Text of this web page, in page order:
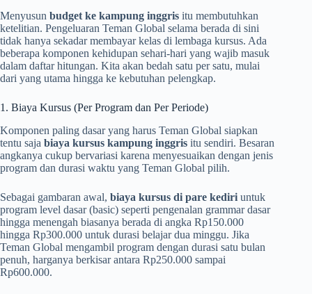
Menyusun budget ke kampung inggris itu membutuhkan
ketelitian. Pengeluaran Teman Global selama berada di sini
tidak hanya sekadar membayar kelas di lembaga kursus. Ada
beberapa komponen kehidupan sehari-hari yang wajib masuk
dalam daftar hitungan. Kita akan bedah satu per satu, mulai
dari yang utama hingga ke kebutuhan pelengkap.
1. Biaya Kursus (Per Program dan Per Periode)
Komponen paling dasar yang harus Teman Global siapkan
tentu saja biaya kursus kampung inggris itu sendiri. Besaran
angkanya cukup bervariasi karena menyesuaikan dengan jenis
program dan durasi waktu yang Teman Global pilih.
Sebagai gambaran awal, biaya kursus di pare kediri untuk
program level dasar (basic) seperti pengenalan grammar dasar
hingga menengah biasanya berada di angka Rp150.000
hingga Rp300.000 untuk durasi belajar dua minggu. Jika
Teman Global mengambil program dengan durasi satu bulan
penuh, harganya berkisar antara Rp250.000 sampai
Rp600.000.